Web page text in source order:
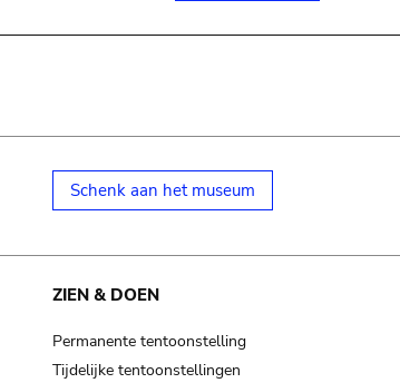
Schenk aan het museum
ZIEN & DOEN
Permanente tentoonstelling
Tijdelijke tentoonstellingen